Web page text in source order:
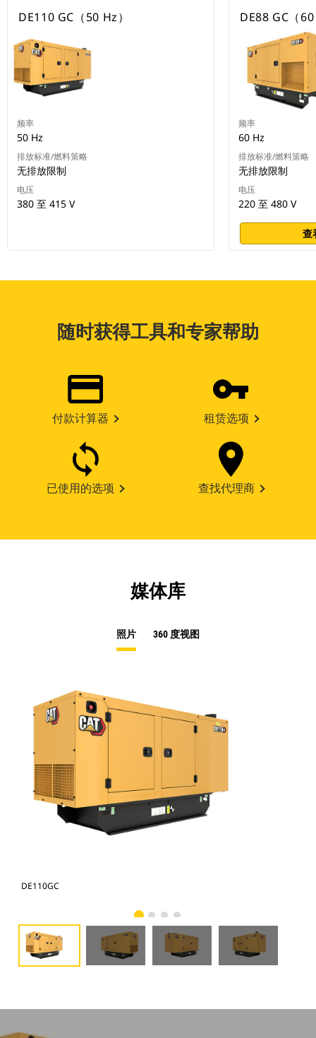
DE110 GC（50 Hz）
频率
50 Hz
排放标准/燃料策略
无排放限制
电压
380 至 415 V
DE88 GC（
频率
60 Hz
排放标准/燃料策略
无排放限制
电压
220 至 480 V
查
随时获得工具和专家帮助
付款计算器 租赁选项
已使用的选项 查找代理商
媒体库
照片 360 度视图
DE110GC